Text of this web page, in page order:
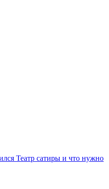
Театр сатиры и что нужно